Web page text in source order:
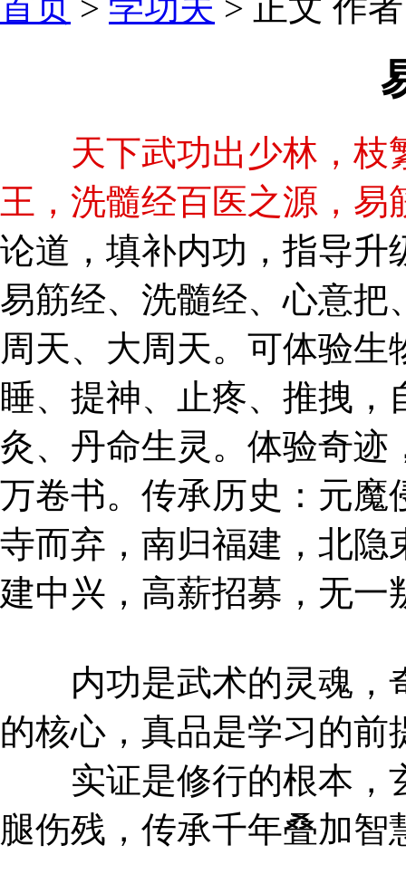
天下武功出少林，枝
王，洗髓经百医之源，易
论道，填补内功，指导升
易筋经、洗髓经、心意把
周天、大周天。可体验
睡、提神、止疼、推拽
灸、丹命生灵。体验奇迹
万卷书。传承历史：元魔
寺而弃，南归福建，北隐
建中兴，高薪招募，无一
内功是武术的灵魂，
的核心，真品是学习的前
实证是修行的根本，
腿伤残，传承千年叠加智